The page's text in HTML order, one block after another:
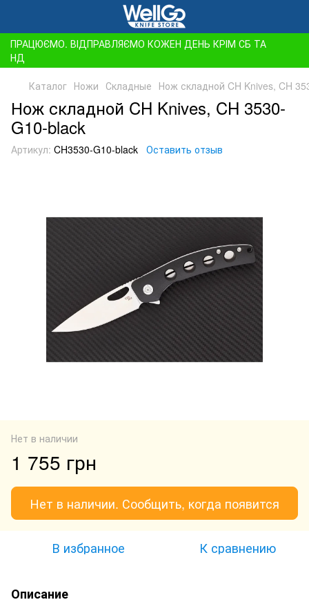
ПРАЦЮЄМО. ВІДПРАВЛЯЄМО КОЖЕН ДЕНЬ КРІМ СБ ТА
НД
Каталог Ножи Складные Нож складной CH Knives, CH
Нож складной CH Knives, CH 3530-
G10-black
Артикул: CH3530-G10-black Оставить отзыв
Нет в наличии
1 755 грн
Нет в наличии. Сообщить, когда появится
В избранное К сравнению
Описание